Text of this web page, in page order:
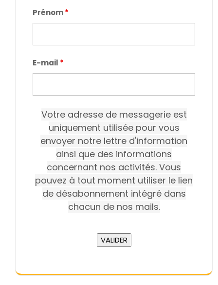
Prénom*
E-mail *
Votre adresse de messagerie est
uniquement utilisée pour vous
envoyer notre lettre d'information
ainsi que des informations
concernant nos activités. Vous
pouvez à tout moment utiliser le lien
de désabonnement intégré dans
chacun de nos mails.